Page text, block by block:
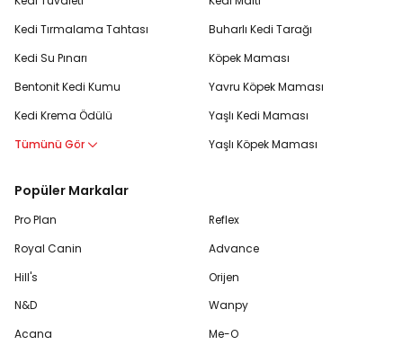
Kedi Tırmalama Tahtası
Kedi Su Pınarı
Bentonit Kedi Kumu
Kedi Krema Ödülü
Tümünü Gör
Buharlı Kedi Tarağı
Köpek Maması
Yavru Köpek Maması
Yaşlı Kedi Maması
Yaşlı Köpek Maması
Popüler Markalar
Pro Plan
Royal Canin
Hill's
N&D
Acana
Reflex
Advance
Orijen
Wanpy
Me-O